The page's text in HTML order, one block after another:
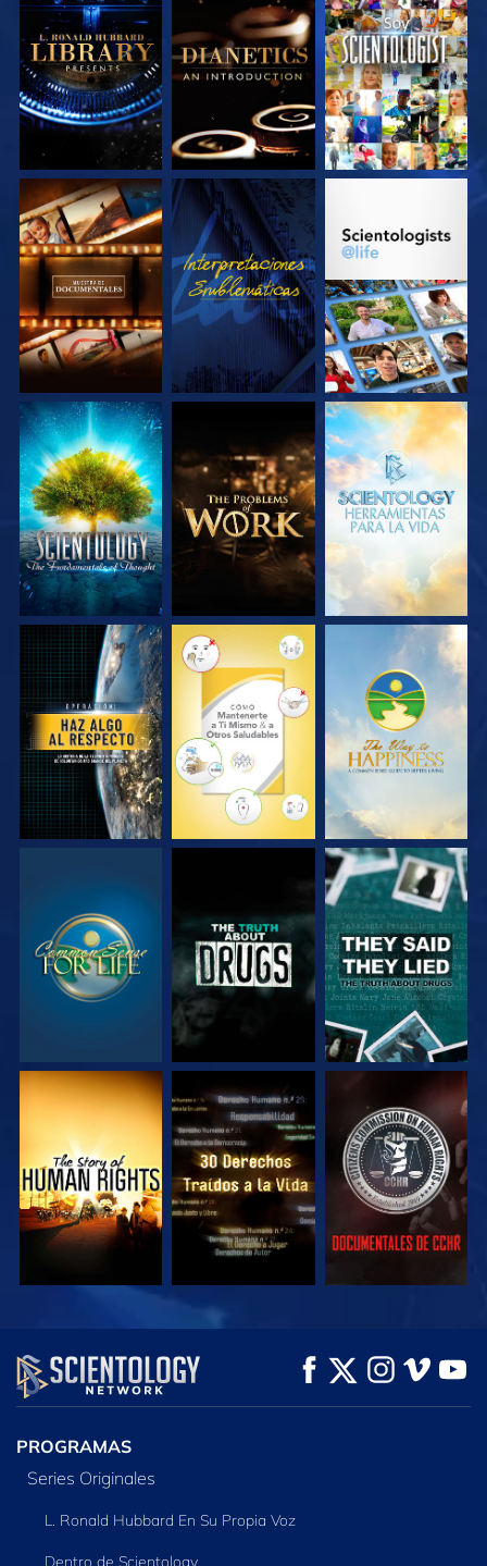
EXPLORA LAS
SERIES
EXPLORA LAS
SERIES
VE
EXPLORA LAS
SERIES
VE
EXPLORA LAS
EXPLORA LAS
SERIES
EXPLORA LAS
SERIES
EXPLORA LAS
SERIES
VE VE VE
VE VE
VE VE VE
VE
EXPLORA LAS
SERIES
PROGRAMAS
Series Originales
L. Ronald Hubbard En Su Propia Voz
Dentro de Scientology